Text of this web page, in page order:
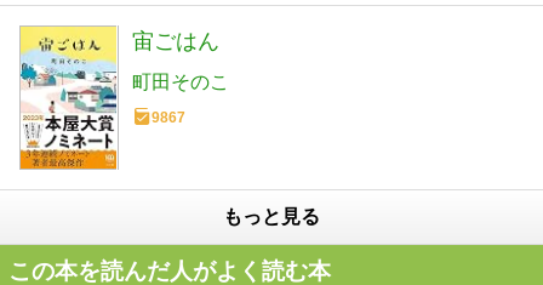
宙ごはん
町田そのこ
9867
もっと見る
この本を読んだ人がよく読む本